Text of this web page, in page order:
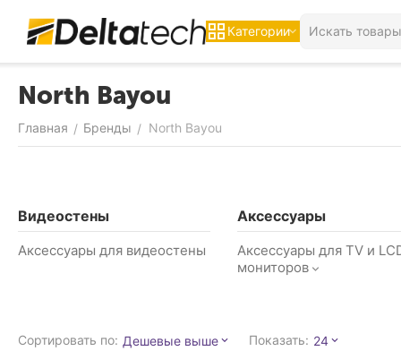
Категории
North Bayou
Главная / Бренды / North Bayou
Видеостены
Аксессуары для видеостены
Аксессуары
Аксессуары для TV и
мониторов
Сортировать по: Дешевые выше Показать: 24